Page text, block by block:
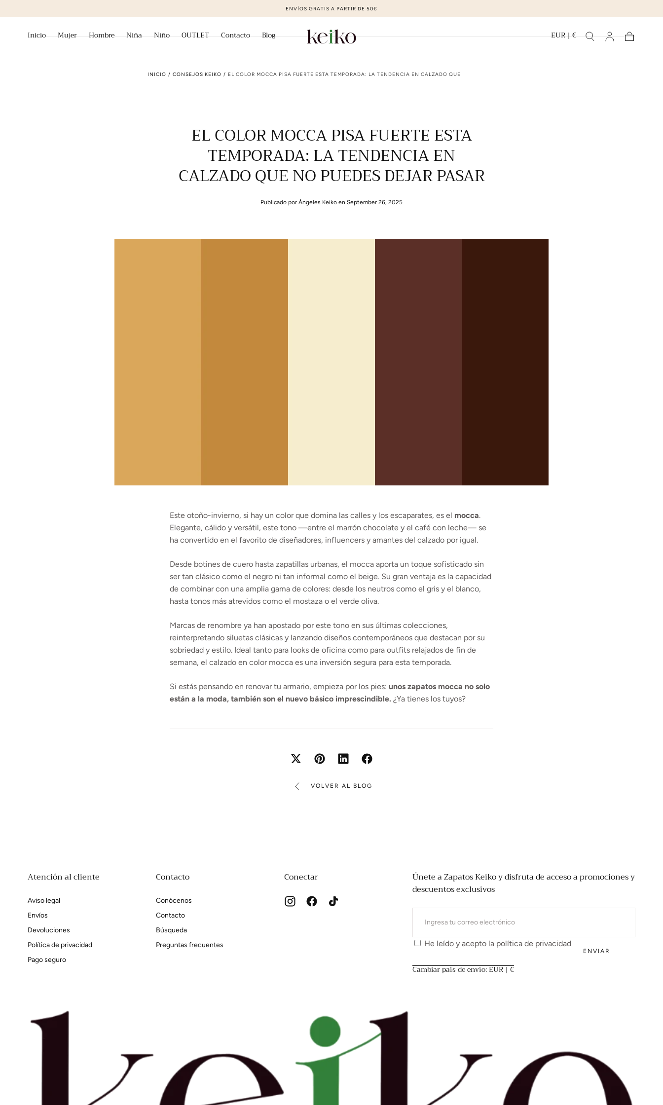
Inicio Mujer Hombre Niña Niño OUTLET Contacto Blog EUR | €
INICIO / CONSEJOS KEIKO / EL COLOR MOCCA PISA FUERTE ESTA TEMPORADA: LA TENDENCIA EN CALZADO QUE
EL COLOR MOCCA PISA FUERTE ESTA
TEMPORADA: LA TENDENCIA EN
CALZADO QUE NO PUEDES DEJAR PASAR
Publicado por Ángeles Keiko en September 26, 2025
Este otoño-invierno, si hay un color que domina las calles y los escaparates, es el mocca.
Elegante, cálido y versátil, este tono —entre el marrón chocolate y el café con leche— se
ha convertido en el favorito de diseñadores, influencers y amantes del calzado por igual.
Desde botines de cuero hasta zapatillas urbanas, el mocca aporta un toque sofisticado sin
ser tan clásico como el negro ni tan informal como el beige. Su gran ventaja es la capacidad
de combinar con una amplia gama de colores: desde los neutros como el gris y el blanco,
hasta tonos más atrevidos como el mostaza o el verde oliva.
Marcas de renombre ya han apostado por este tono en sus últimas colecciones,
reinterpretando siluetas clásicas y lanzando diseños contemporáneos que destacan por su
sobriedad y estilo. Ideal tanto para looks de oficina como para outfits relajados de fin de
semana, el calzado en color mocca es una inversión segura para esta temporada.
Si estás pensando en renovar tu armario, empieza por los pies: unos zapatos mocca no solo
están a la moda, también son el nuevo básico imprescindible. ¿Ya tienes los tuyos?
VOLVER AL BLOG
Atención al cliente
Aviso legal
Envíos
Devoluciones
Política de privacidad
Pago seguro
Contacto
Conócenos
Contacto
Búsqueda
Preguntas frecuentes
Conectar
Únete a Zapatos Keiko y disfruta de acceso a promociones y
descuentos exclusivos
CORREO
He leído y acepto la política de privacidad
ENVIAR
Cambiar país de envío: EUR | €